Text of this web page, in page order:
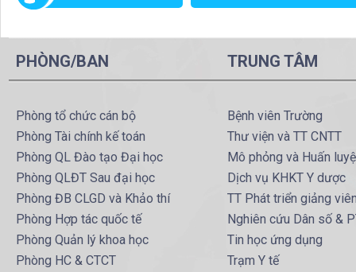
PHÒNG/BAN
Phòng tổ chức cán bộ
Phòng Tài chính kế toán
Phòng QL Đào tạo Đại học
Phòng QLĐT Sau đại học
Phòng ĐB CLGD và Khảo thí
Phòng Hợp tác quốc tế
Phòng Quản lý khoa học
Phòng HC & CTCT
TRUNG TÂM
Bệnh viên Trường
Thư viện và TT CNTT
Mô phỏng và Huấn
Dịch vụ KHKT Y dược
TT Phát triển giảng
Nghiên cứu Dân số &
Tin học ứng dụng
Trạm Y tế